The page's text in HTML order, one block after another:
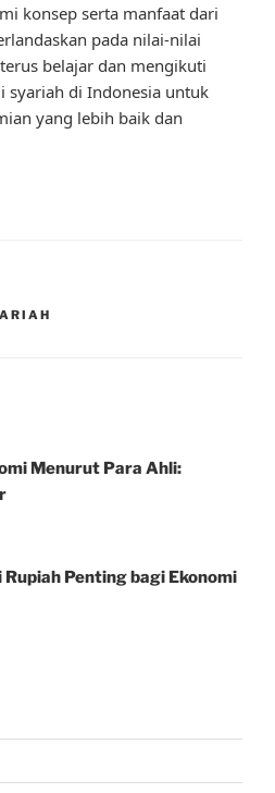
konsep serta manfaat dari
pada nilai-nilai
belajar dan mengikuti
syariah di Indonesia untuk
yang lebih baik dan
Menurut Para Ahli:
Penting bagi Ekonomi